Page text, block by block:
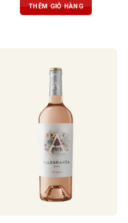
nhẹ cân bằng với vị ngọt dịu và trái
cây chín mọng, dư vị kéo dài, êm ái
THÊM GIỎ HÀNG